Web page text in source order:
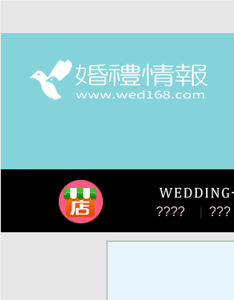
???? | ???